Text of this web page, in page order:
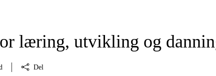
læring, utvikling og
Del